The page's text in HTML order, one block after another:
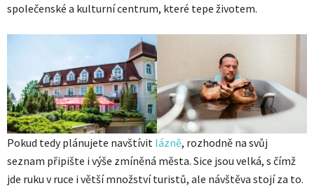
společenské a kulturní centrum, které tepe životem.
Pokud tedy plánujete navštívit lázně, rozhodně na svůj
seznam připište i výše zmíněná města. Sice jsou velká, s čímž
jde ruku v ruce i větší množství turistů, ale návštěva stojí za to.